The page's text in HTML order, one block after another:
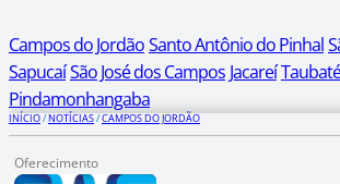
Campos do JordãoSanto Antônio do Pinhal
SapucaíSão José dos Campos JacareíTaubaté
Pindamonhangaba
INÍCIO/NOTÍCIAS/CAMPOS DO JORDÃO
Oferecimento